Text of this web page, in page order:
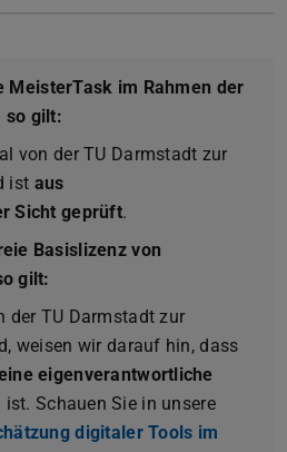
MeisterTask im Rahmen der
so gilt:
von der TU Darmstadt zur
ist aus
Sicht geprüft.
Basislizenz von
gilt:
der TU Darmstadt zur
weisen wir darauf hin, dass
eigenverantwortliche
Schauen Sie in unsere
digitaler Tools im